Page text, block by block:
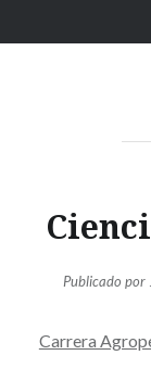
al
Publicado por
Carrera